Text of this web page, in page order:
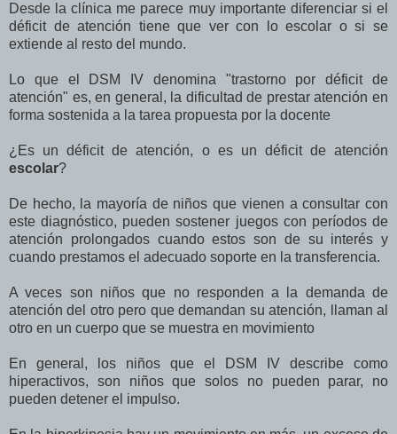
Desde la clínica me parece muy importante diferenciar si el
déficit de atención tiene que ver con lo escolar o si se
extiende al resto del mundo.
Lo que el DSM IV denomina "trastorno por déficit de
atención" es, en general, la dificultad de prestar atención en
forma sostenida a la tarea propuesta por la docente
¿Es un déficit de atención, o es un déficit de atención
escolar?
De hecho, la mayoría de niños que vienen a consultar con
este diagnóstico, pueden sostener juegos con períodos de
atención prolongados cuando estos son de su interés y
cuando prestamos el adecuado soporte en la transferencia.
A veces son niños que no responden a la demanda de
atención del otro pero que demandan su atención, llaman al
otro en un cuerpo que se muestra en movimiento
En general, los niños que el DSM IV describe como
hiperactivos, son niños que solos no pueden parar, no
pueden detener el impulso.